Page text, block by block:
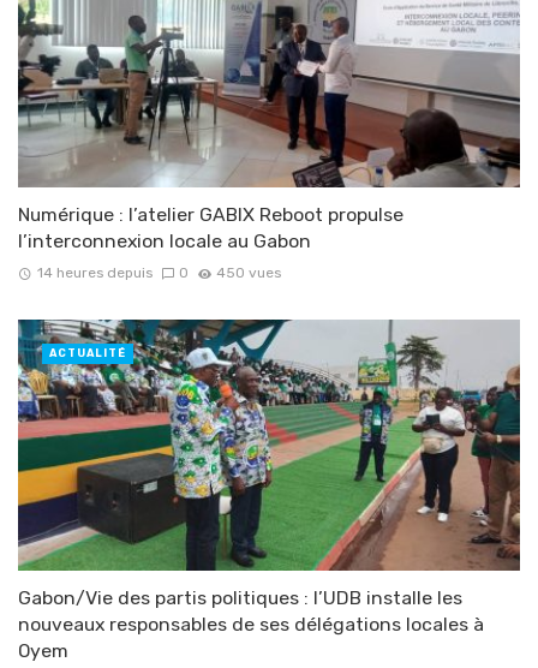
Numérique : l’atelier GABIX Reboot propulse
l’interconnexion locale au Gabon
14 heures depuis 0 450 vues
Gabon/Vie des partis politiques : l’UDB installe les
nouveaux responsables de ses délégations locales à
Oyem
ACTUALITÉ